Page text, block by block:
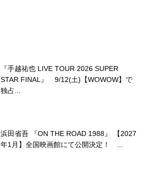
『手越祐也 LIVE TOUR 2026 SUPER
STAR FINAL』 9/12(土)【WOWOW】で
独占...
浜田省吾 『ON THE ROAD 1988』 【2027
年1月】全国映画館にて公開決定！ ...